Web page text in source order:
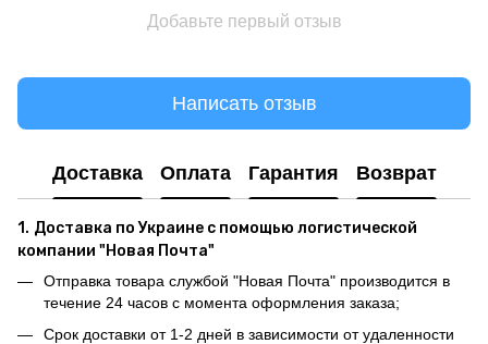
Добавьте первый отзыв
Написать отзыв
Доставка Оплата Гарантия Возврат
1. Доставка по Украине с помощью логистической
компании "Новая Почта"
Отправка товара службой "Новая Почта" производится в
течение 24 часов с момента оформления заказа;
Срок доставки от 1-2 дней в зависимости от удаленности